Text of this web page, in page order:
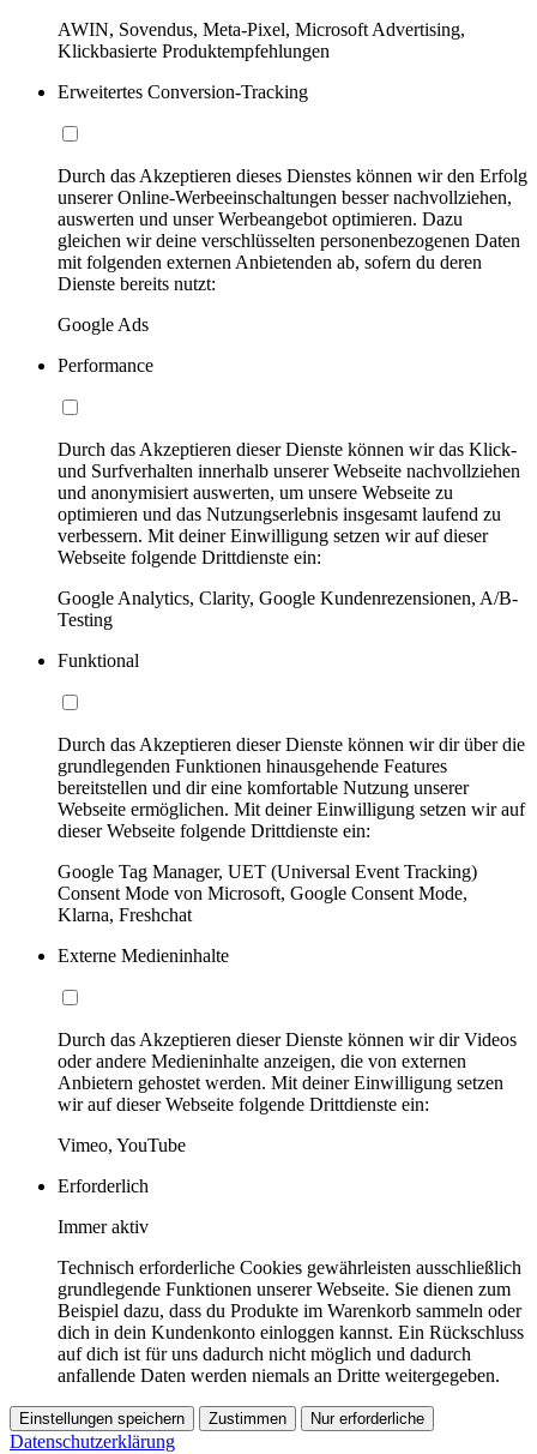
AWIN, Sovendus, Meta-Pixel, Microsoft Advertising,
Klickbasierte Produktempfehlungen
Erweitertes Conversion-Tracking
Durch das Akzeptieren dieses Dienstes können wir den Erfolg
unserer Online-Werbeeinschaltungen besser nachvollziehen,
auswerten und unser Werbeangebot optimieren. Dazu
gleichen wir deine verschlüsselten personenbezogenen Daten
mit folgenden externen Anbietenden ab, sofern du deren
Dienste bereits nutzt:
Google Ads
Performance
Durch das Akzeptieren dieser Dienste können wir das Klick-
und Surfverhalten innerhalb unserer Webseite nachvollziehen
und anonymisiert auswerten, um unsere Webseite zu
optimieren und das Nutzungserlebnis insgesamt laufend zu
verbessern. Mit deiner Einwilligung setzen wir auf dieser
Webseite folgende Drittdienste ein:
Google Analytics, Clarity, Google Kundenrezensionen, A/B-
Testing
Funktional
Durch das Akzeptieren dieser Dienste können wir dir über die
grundlegenden Funktionen hinausgehende Features
bereitstellen und dir eine komfortable Nutzung unserer
Webseite ermöglichen. Mit deiner Einwilligung setzen wir auf
dieser Webseite folgende Drittdienste ein:
Google Tag Manager, UET (Universal Event Tracking)
Consent Mode von Microsoft, Google Consent Mode,
Klarna, Freshchat
Externe Medieninhalte
Durch das Akzeptieren dieser Dienste können wir dir Videos
oder andere Medieninhalte anzeigen, die von externen
Anbietern gehostet werden. Mit deiner Einwilligung setzen
wir auf dieser Webseite folgende Drittdienste ein:
Vimeo, YouTube
Erforderlich
Immer aktiv
Technisch erforderliche Cookies gewährleisten ausschließlich
grundlegende Funktionen unserer Webseite. Sie dienen zum
Beispiel dazu, dass du Produkte im Warenkorb sammeln oder
dich in dein Kundenkonto einloggen kannst. Ein Rückschluss
auf dich ist für uns dadurch nicht möglich und dadurch
anfallende Daten werden niemals an Dritte weitergegeben.
Einstellungen speichern Zustimmen Nur erforderliche
Datenschutzerklärung